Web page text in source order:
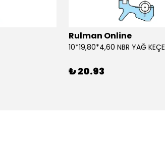
Rulman Online
10*19,80*4,60 NBR YAĞ KEÇE
₺ 20.93